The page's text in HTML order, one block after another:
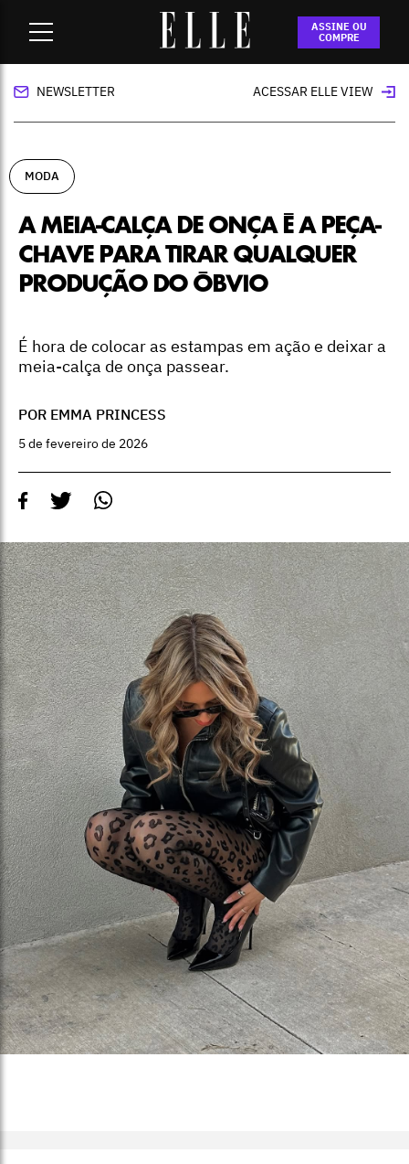
ASSINE OU
COMPRE
A meia-calça de onça é a peça-chave para
tirar qualquer produção do óbvio
NEWSLETTER ACESSAR ELLE VIEW
MODA
A MEIA-CALÇA DE ONÇA É A PEÇA-
CHAVE PARA TIRAR QUALQUER
PRODUÇÃO DO ÓBVIO
É hora de colocar as estampas em ação e deixar a
meia-calça de onça passear.
POR EMMA PRINCESS
5 de fevereiro de 2026